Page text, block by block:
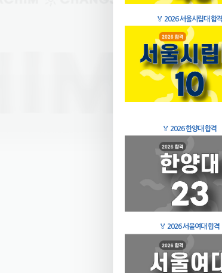
🏅 2026 서울시립대 합격
🏅 2026 한양대 합격
🏅 2026 서울여대 합격